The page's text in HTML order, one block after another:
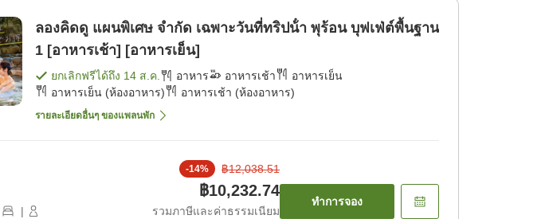
ลองคิดดู แผนพิเศษ จํากัด เฉพาะวันที่ทริปน้ํา พุร้อน บุฟเฟ่ต์พื้นฐาน
1 [อาหารเช้า] [อาหารเย็น]
ยกเลิกฟรีได้ถึง 14 ส.ค. อาหาร อาหารเช้า
อาหารเย็น
อาหารเย็น (ห้องอาหาร)
อาหารเช้า (ห้องอาหาร)
รายละเอียดอื่นๆ ของแพลนพัก
|
-14% ฿12,038.51
฿10,232.74
รวมภาษีและค่าธรรมเนียม
ทำการจอง